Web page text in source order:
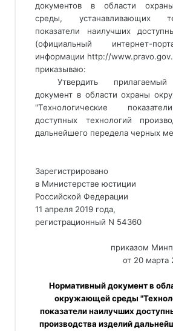
документов в области
среды, устанавливающих
показатели наилучших
(официальный интернет-
информации http://
приказываю:
Утвердить
документ в области охраны
"Технологические
доступных технологий
дальнейшего передела черных
Зарегистрировано
в Министерстве юстиции
Российской Федерации
11 апреля 2019 года,
регистрационный N 54360
приказом
от 20 марта
окружающей среды
показатели наилучших
производства изделий